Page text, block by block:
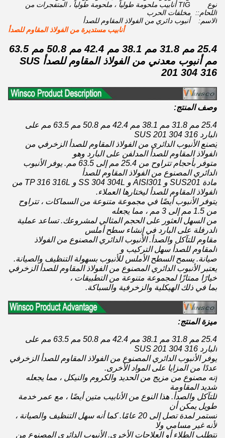
نوع
اللحام::
TIG أنابيب ملحومة طولياً ، ملحومة طولياً ، المتفجرات من
مخلفات الحرب
الاسم:
أنبوب دائري من الفولاذ المقاوم للصدأ
أنابيب مستديرة من الفولاذ المقاوم للصدأ
25.4 مم 31.8 مم 38.1 مم 42.4 مم 50.8 مم 63.5
مم أنبوب معدني من الفولاذ المقاوم للصدأ SUS
201 304 316
وصف المنتج:
25.4 مم 31.8 مم 38.1 مم 42.4 مم 50.8 مم 63.5 مم على
البارد SUS 201 304 316
يُصنع الأنبوب الدائري من الفولاذ المقاوم للصدأ الزخرفي من
الفولاذ المقاوم للصدأ المدلفن على البارد وهو
متوفر بأحجام تتراوح من 25.4 مم إلى 63.5 مم. يوفر الأنبوب
الدائري المصنوع من الفولاذ المقاوم للصدأ
مادة SUS201 و AISI301 و SS 304 304L و TP 316 316L من
الفولاذ المقاوم للصدأ ليختارها العملاء.
يتوفر الأنبوب أيضًا في مجموعة متنوعة من السماكات ، تتراوح
من 1.5 مم إلى 3 مم ، مما يجعله
من السهل العثور على الحجم المثالي لمشروعك. تساعد عملية
الدرفلة على البارد في إنشاء سطح أملس
مقاوم للتآكل والصدأ. الأنبوب الدائري المصنوع من الفولاذ
المقاوم للصدأ سهل التركيب و
صيانة. يسمح السطح الأملس للأنبوب بسهولة التنظيف والصيانة.
يعتبر الأنبوب الدائري المصنوع من الفولاذ المقاوم للصدأ الزخرفي
خيارًا ممتازًا لمجموعة متنوعة من التطبيقات ،
بما في ذلك الهيكلية والزخرفية والسباكة.
ميزة المنتج:
25.4 مم 31.8 مم 38.1 مم 42.4 مم 50.8 مم 63.5 مم على
البارد SUS 201 304 316
يوفر الأنبوب الدائري المصنوع من الفولاذ المقاوم للصدأ الزخرفي
عددًا من المزايا على المواد الأخرى.
إنه مصنوع من مزيج من الحديد والكروم والنيكل ، مما يجعله
شديد المقاومة
للتآكل والصدأ. هذا النوع من الأنابيب متين أيضًا ، مع عمر خدمة
طويل يمكن أن
تستمر لمدة تصل إلى 20 عامًا. كما أنه سهل التنظيف والصيانة ،
لأنه غير مسامي ولا
تتطلب الطلاء أو العلاجات الأخرى. الأنبوب الدائري المصنوع من